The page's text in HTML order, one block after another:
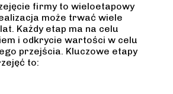
firmy to wieloetapowy
może trwać wiele
Każdy etap ma na celu
i odkrycie wartości w celu
przejścia. Kluczowe etapy
to: